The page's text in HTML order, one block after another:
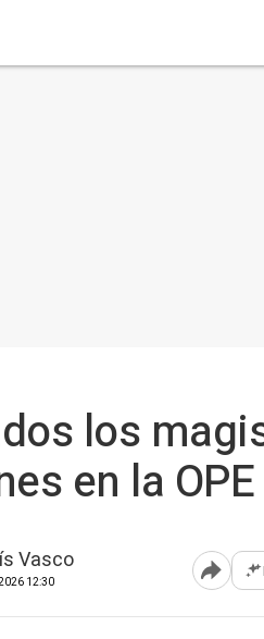
los
en la
Vasco
12:30 Abrir